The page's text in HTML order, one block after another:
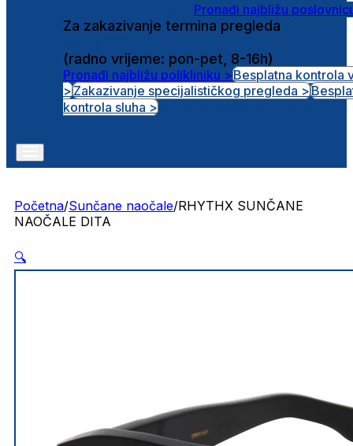
Pronađi najbližu
Za zakazivanje termina pregleda
(radno vrijeme: pon-pet, 8-16h)
Pronađi najbližu polikliniku >Besplatna kontrola
>Zakazivanje specijalističkog pregleda >
kontrola sluha >
Početna/Sunčane naočale/RHYTHX SUNČANE
NAOČALE DITA
🔍